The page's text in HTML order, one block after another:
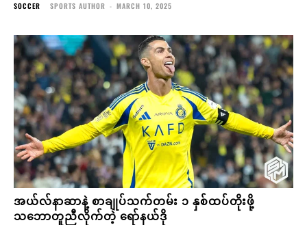
SOCCER SPORTS AUTHOR - MARCH 10, 2025
အယ်လ်နာဆာနဲ့ စာချုပ်သက်တမ်း ၁ နှစ်ထပ်တိုးဖို့
သဘောတူညီလိုက်တဲ့ ရော်နယ်ဒို